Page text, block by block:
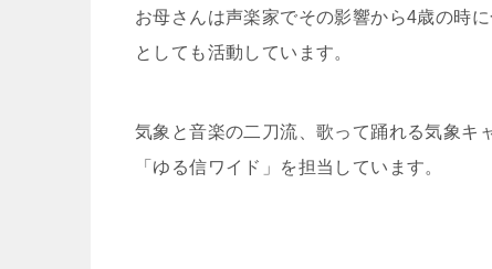
お母さんは声楽家でその影響から4歳の時
としても活動しています。
気象と音楽の二刀流、歌って踊れる気象キ
「ゆる信ワイド」を担当しています。